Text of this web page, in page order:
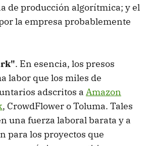
de producción algorítmica; y el
la empresa probablemente
. En esencia, los presos
labor que los miles de
adscritos a Amazon
, CrowdFlower o Toluma. Tales
una fuerza laboral barata y a
para los proyectos que